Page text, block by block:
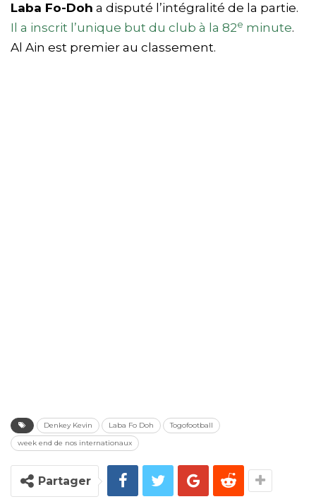
Laba Fo-Doh a disputé l’intégralité de la partie.
Il a inscrit l’unique but du club à la 82e minute.
Al Ain est premier au classement.
Denkey Kevin Laba Fo Doh
Togofootball
week end de nos internationaux
Partager